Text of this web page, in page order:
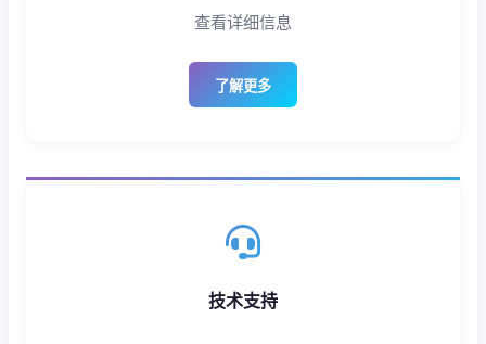
查看详细信息
了解更多
技术支持